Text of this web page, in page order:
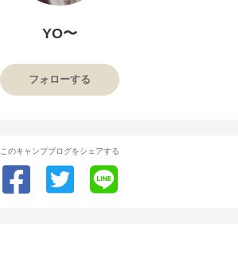
YO〜
フォローする
このキャンプブログをシェアする